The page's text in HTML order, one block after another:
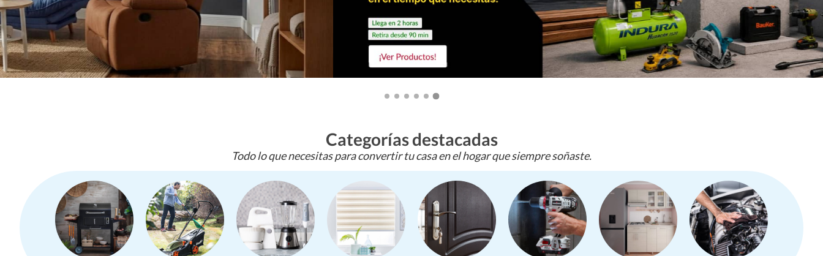
Categorías destacadas
Todo lo que necesitas para convertir tu casa en el hogar que siempre soñaste.